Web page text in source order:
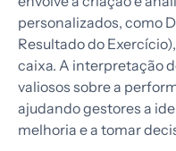
personalizados, como
Resultado do
caixa. A interpretação
valiosos sobre a
ajudando gestores a
melhoria e a tomar